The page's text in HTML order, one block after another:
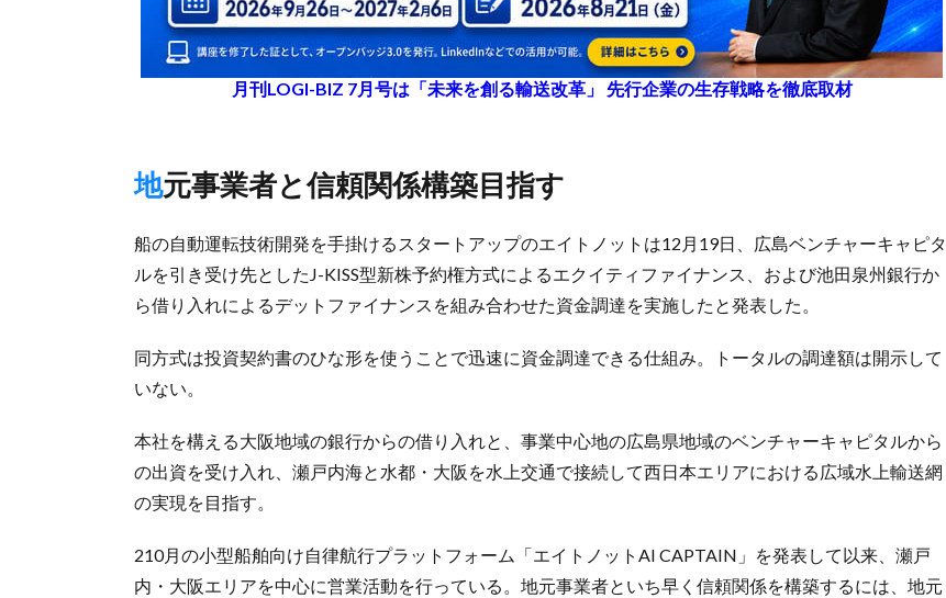
月刊LOGI-BIZ 7月号は「未来を創る輸送改革」 先行企業の生存戦略を徹底取材
地元事業者と信頼関係構築目指す
船の自動運転技術開発を手掛けるスタートアップのエイトノットは12月19日、広島ベンチャーキャピタ
ルを引き受け先としたJ-KISS型新株予約権方式によるエクイティファイナンス、および池田泉州銀行か
ら借り入れによるデットファイナンスを組み合わせた資金調達を実施したと発表した。
同方式は投資契約書のひな形を使うことで迅速に資金調達できる仕組み。トータルの調達額は開示して
いない。
本社を構える大阪地域の銀行からの借り入れと、事業中心地の広島県地域のベンチャーキャピタルから
の出資を受け入れ、瀬戸内海と水都・大阪を水上交通で接続して西日本エリアにおける広域水上輸送網
の実現を目指す。
210月の小型船舶向け自律航行プラットフォーム「エイトノットAI CAPTAIN」を発表して以来、瀬戸
内・大阪エリアを中心に営業活動を行っている。地元事業者といち早く信頼関係を構築するには、地元